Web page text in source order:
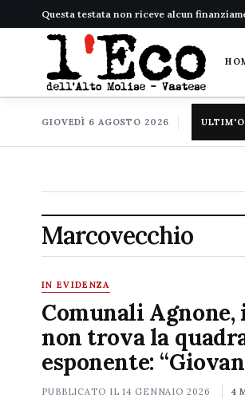
Questa testata non riceve alcun
GIOVEDÌ 6 AGOSTO 2026
Marcovecchio
IN EVIDENZA
Comunali
non trova la
esponente:
PUBBLICATO IL14 GENNAIO 2026 4